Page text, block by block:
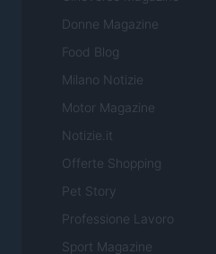
Donne Magazine
Food Blog
Milano Notizie
Motor Magazine
Notizie.it
Offerte Shopping
Pet Story
Professione Lavoro
Sport Magazine